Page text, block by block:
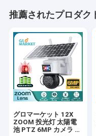
推薦されたプロダク
グロマーケット 12X
ZOOM 投光灯 太陽電
池 PTZ 6MP カメラ ス